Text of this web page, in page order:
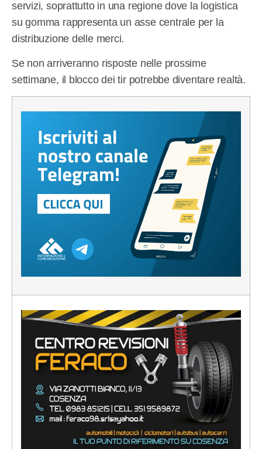
servizi, soprattutto in una regione dove la logistica
su gomma rappresenta un asse centrale per la
distribuzione delle merci.
Se non arriveranno risposte nelle prossime
settimane, il blocco dei tir potrebbe diventare realtà.